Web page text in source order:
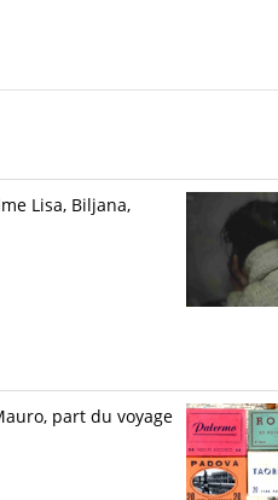
Lisa, Biljana,
part du voyage